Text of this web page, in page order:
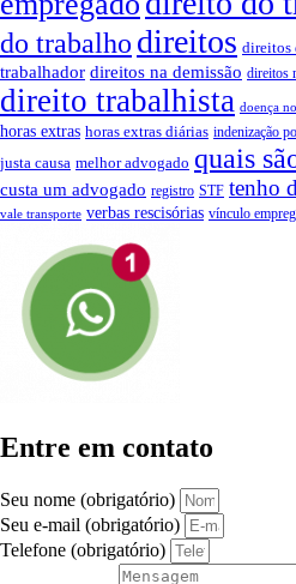
do trabalho direitos direitos
trabalhador direitos na demissão direitos
direito trabalhista doença
horas extras horas extras diárias indenização
justa causa melhor advogado quais
custa um advogado registro STF tenho
vale transporte verbas rescisórias vínculo
Entre em contato
Seu nome (obrigatório)
Seu e-mail (obrigatório)
Telefone (obrigatório)